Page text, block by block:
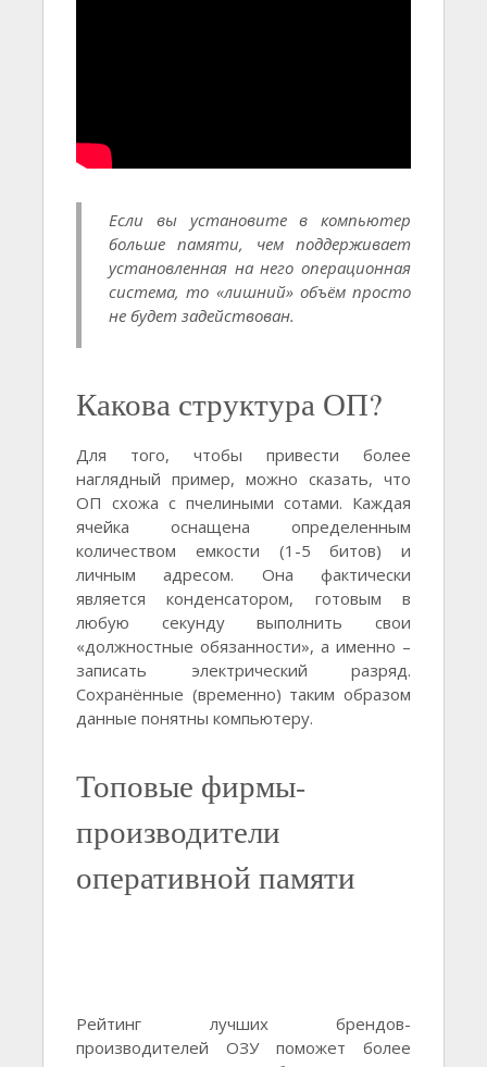
Если вы установите в компьютер
больше памяти, чем поддерживает
установленная на него операционная
система, то «лишний» объём просто
не будет задействован.
Какова структура ОП?
Для того, чтобы привести более
наглядный пример, можно сказать, что
ОП схожа с пчелиными сотами. Каждая
ячейка оснащена определенным
количеством емкости (1-5 битов) и
личным адресом. Она фактически
является конденсатором, готовым в
любую секунду выполнить свои
«должностные обязанности», а именно –
записать электрический разряд.
Сохранённые (временно) таким образом
данные понятны компьютеру.
Топовые фирмы-
производители
оперативной памяти
Рейтинг лучших брендов-
производителей ОЗУ поможет более